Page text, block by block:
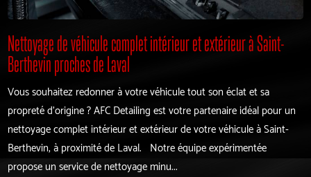
Nettoyage de véhicule complet intérieur et extérieur à Saint-
Berthevin proches de Laval
Vous souhaitez redonner à votre véhicule tout son éclat et sa
propreté d'origine ? AFC Detailing est votre partenaire idéal pour un
nettoyage complet intérieur et extérieur de votre véhicule à Saint-
Berthevin, à proximité de Laval. Notre équipe expérimentée
propose un service de nettoyage minu...